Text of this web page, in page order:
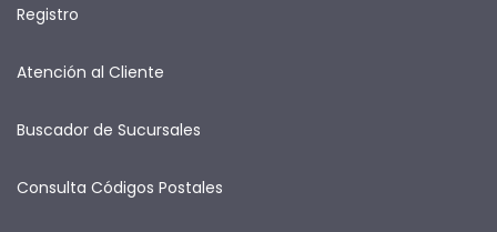
Registro
Atención al Cliente
Buscador de Sucursales
Consulta Códigos Postales